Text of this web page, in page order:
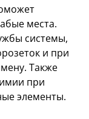
места.
системы,
и при
Также
при
элементы.